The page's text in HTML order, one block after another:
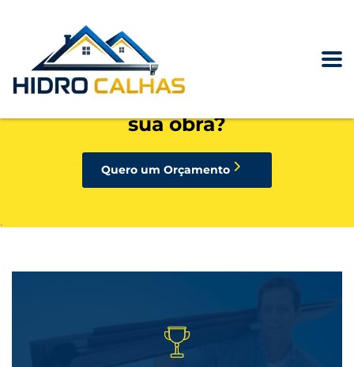
precisando de calhas, rufos,
pingadeiras ou condutores para
sua obra?
Quero um Orçamento
.